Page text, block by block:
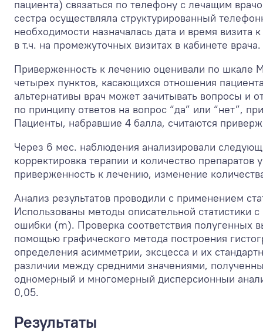
пациента) связаться по телефону с лечащим
сестра осуществляла структурированный
необходимости назначалась дата и время
в т.ч. на промежуточных визитах в кабинете врача.
Приверженность к лечению оценивали по шкале
четырех пунктов, касающихся отношения
альтернативы врач может зачитывать вопросы и
по принципу ответов на вопрос “да” или “нет”,
Пациенты, набравшие 4 балла, считаются
Через 6 мес. наблюдения анализировали
корректировка терапии и количество
приверженность к лечению, изменение
Анализ результатов проводили с применением
Использованы методы описательной статистики
ошибки (m). Проверка соответствия полугенных
помощью графического метода построения
определения асимметрии, эксцесса и их
различии между средними значениями,
одномерный и многомерный дисперсионныи
0,05.
Результаты